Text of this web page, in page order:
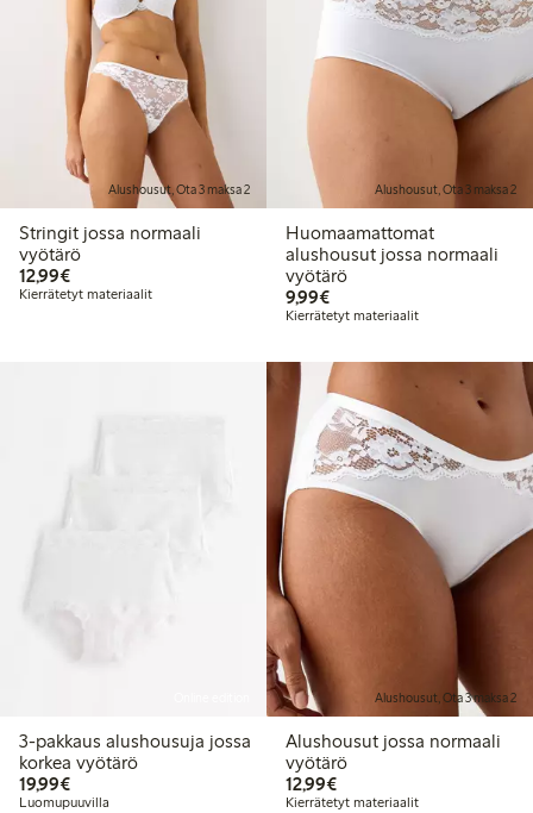
Alushousut, Ota 3 maksa 2
Stringit jossa normaali
vyötärö
12,99€12,99 €
Kierrätetyt materiaalit
Alushousut, Ota 3 maksa 2
Huomaamattomat
alushousut jossa normaali
vyötärö
9,99€9,99 €
Kierrätetyt materiaalit
3-pakkaus alushousuja jossa
korkea vyötärö
19,99€19,99 €
Luomupuuvilla
Alushousut, Ota 3 maksa 2
Alushousut jossa normaali
vyötärö
12,99€12,99 €
Kierrätetyt materiaalit